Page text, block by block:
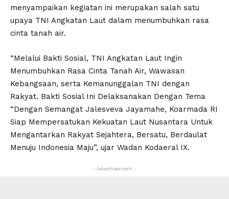
menyampaikan kegiatan ini merupakan salah satu
upaya TNI Angkatan Laut dalam menumbuhkan rasa
cinta tanah air.
“Melalui Bakti Sosial, TNI Angkatan Laut Ingin
Menumbuhkan Rasa Cinta Tanah Air, Wawasan
Kebangsaan, serta Kemanunggalan TNI dengan
Rakyat. Bakti Sosial Ini Delaksanakan Dengan Tema
“Dengan Semangat Jalesveva Jayamahe, Koarmada RI
Siap Mempersatukan Kekuatan Laut Nusantara Untuk
Mengantarkan Rakyat Sejahtera, Bersatu, Berdaulat
Menuju Indonesia Maju”, ujar Wadan Kodaeral IX.
- Advertisement -